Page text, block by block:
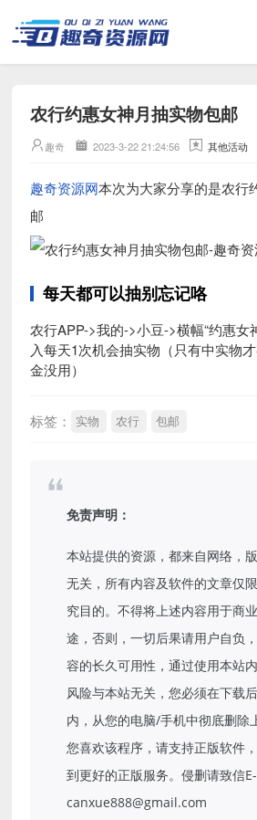
农行约惠女神月抽实物包邮
趣奇 2023-3-22 21:24:56 其他活动
趣奇资源网本次为大家分享的是农行
邮
每天都可以抽别忘记咯
农行APP->我的->小豆->横幅“约惠女
入每天1次机会抽实物（只有中实物
金没用）
标签： 实物 农行 包邮
免责声明：
本站提供的资源，都来自网络，
无关，所有内容及软件的文章仅
究目的。不得将上述内容用于商
途，否则，一切后果请用户自负
容的长久可用性，通过使用本站
风险与本站无关，您必须在下载
内，从您的电脑/手机中彻底删除
您喜欢该程序，请支持正版软件
到更好的正版服务。侵删请致信
canxue888@gmail.com